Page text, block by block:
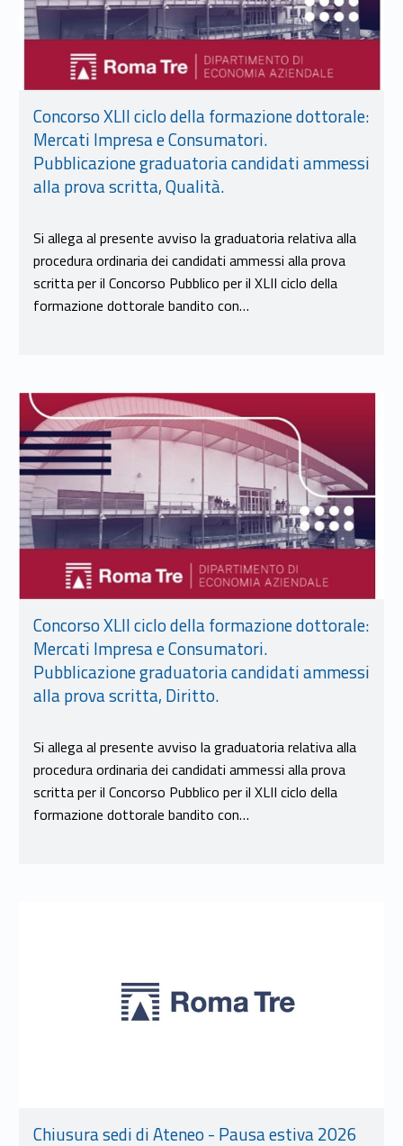
Concorso XLII ciclo della formazione dottorale:
Mercati Impresa e Consumatori.
Pubblicazione graduatoria candidati ammessi
alla prova scritta, Qualità.
Si allega al presente avviso la graduatoria relativa alla
procedura ordinaria dei candidati ammessi alla prova
scritta per il Concorso Pubblico per il XLII ciclo della
formazione dottorale bandito con…
Link identifier #identifier__106413-9
Concorso XLII ciclo della formazione dottorale:
Mercati Impresa e Consumatori.
Pubblicazione graduatoria candidati ammessi
alla prova scritta, Diritto.
Si allega al presente avviso la graduatoria relativa alla
procedura ordinaria dei candidati ammessi alla prova
scritta per il Concorso Pubblico per il XLII ciclo della
formazione dottorale bandito con…
Chiusura sedi di Ateneo - Pausa estiva 2026